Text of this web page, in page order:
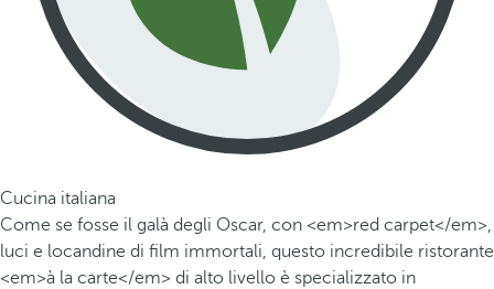
Cucina italiana
Come se fosse il galà degli Oscar, con <em>red carpet</em>,
luci e locandine di film immortali, questo incredibile ristorante
<em>à la carte</em> di alto livello è specializzato in